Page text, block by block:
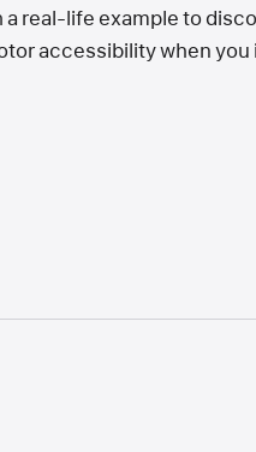
real-life example to
accessibility when you